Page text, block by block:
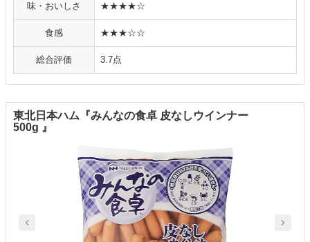
味・おいしさ ★★★★☆
食感 ★★★☆☆
総合評価 3.7点
東北日本ハム『みんなの食卓 皮なしウインナー
500g 』